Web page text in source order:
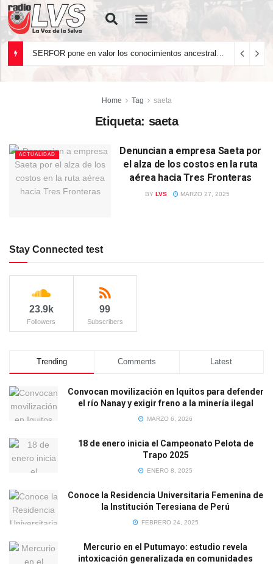
Home Tag saeta
Etiqueta: saeta
ACTUALIDAD
Denuncian a empresa Saeta por
el alza de los costos en la ruta
aérea hacia Tres Fronteras
BY LVS MARZO 27, 2025
Stay Connected test
23.9k
Followers
99
Subscribers
Trending Comments Latest
Convocan movilización en Iquitos para defender
el río Nanay y exigir freno a la minería ilegal
MARZO 6, 2026
18 de enero inicia el Campeonato Pelota de
Trapo 2025
ENERO 8, 2025
Conoce la Residencia Universitaria Femenina de
la Institución Teresiana de Perú
FEBRERO 24, 2025
Mercurio en el Putumayo: estudio revela
intoxicación generalizada en comunidades